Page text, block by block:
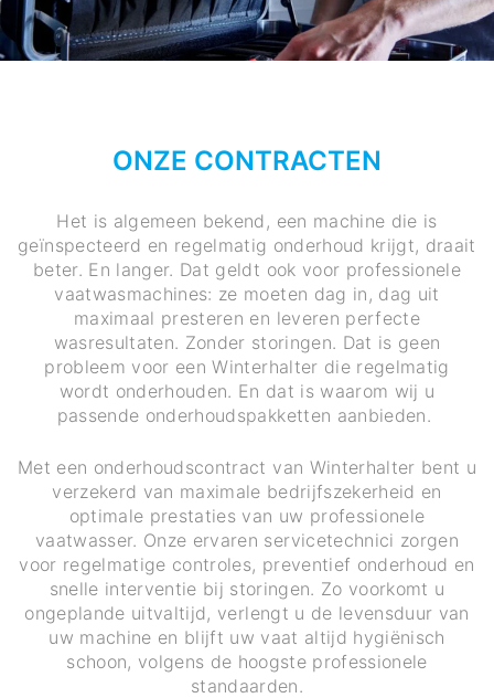
ONZE CONTRACTEN
Het is algemeen bekend, een machine die is
geïnspecteerd en regelmatig onderhoud krijgt, draait
beter. En langer. Dat geldt ook voor professionele
vaatwasmachines: ze moeten dag in, dag uit
maximaal presteren en leveren perfecte
wasresultaten. Zonder storingen. Dat is geen
probleem voor een Winterhalter die regelmatig
wordt onderhouden. En dat is waarom wij u
passende onderhoudspakketten aanbieden.
Met een onderhoudscontract van Winterhalter bent u
verzekerd van maximale bedrijfszekerheid en
optimale prestaties van uw professionele
vaatwasser. Onze ervaren servicetechnici zorgen
voor regelmatige controles, preventief onderhoud en
snelle interventie bij storingen. Zo voorkomt u
ongeplande uitvaltijd, verlengt u de levensduur van
uw machine en blijft uw vaat altijd hygiënisch
schoon, volgens de hoogste professionele
standaarden.